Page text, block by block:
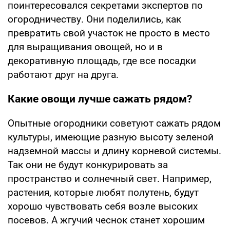
поинтересовался секретами экспертов по
огородничеству. Они поделились, как
превратить свой участок не просто в место
для выращивания овощей, но и в
декоративную площадь, где все посадки
работают друг на друга.
Какие овощи лучше сажать рядом?
Опытные огородники советуют сажать рядом
культуры, имеющие разную высоту зеленой
надземной массы и длину корневой системы.
Так они не будут конкурировать за
пространство и солнечный свет. Например,
растения, которые любят полутень, будут
хорошо чувствовать себя возле высоких
посевов. А жгучий чеснок станет хорошим